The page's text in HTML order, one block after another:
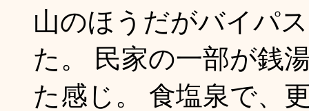
山のほうだがバイパ
た。 民家の一部が銭
た感じ。 食塩泉で、